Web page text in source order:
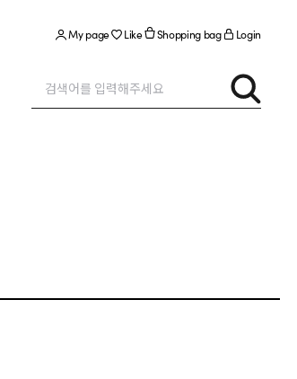
My page Like Shopping bag Login